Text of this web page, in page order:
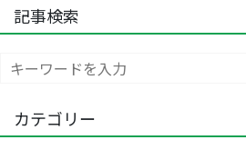
記事検索
カテゴリー